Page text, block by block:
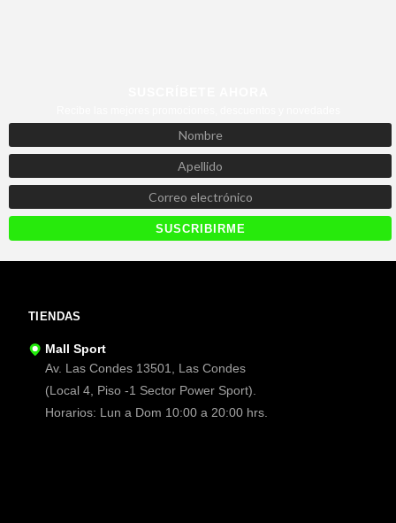
TIENDAS
Mall Sport
Av. Las Condes 13501, Las Condes
(Local 4, Piso -1 Sector Power Sport).
Horarios: Lun a Dom 10:00 a 20:00 hrs.